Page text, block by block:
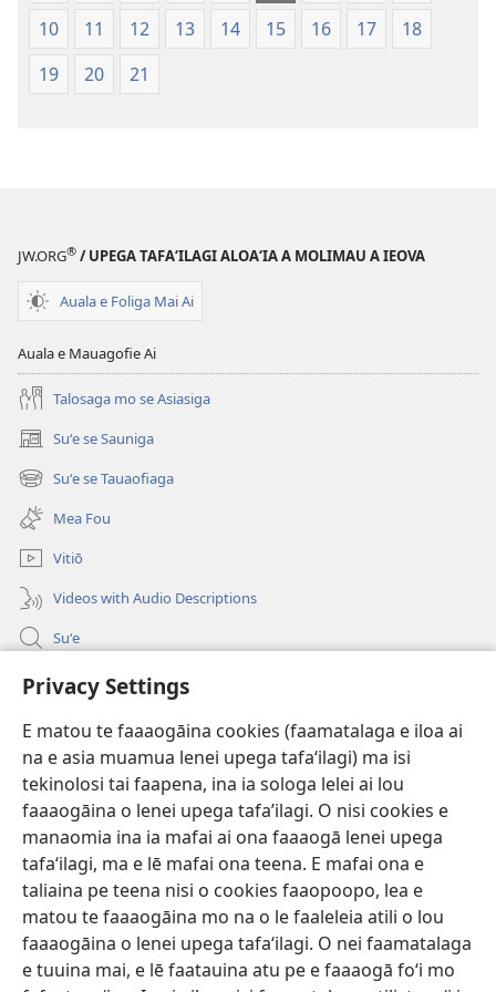
Privacy Settings
E matou te faaaogāina cookies (faamatalaga e iloa ai
na e asia muamua lenei upega tafaʻilagi) ma isi
tekinolosi tai faapena, ina ia sologa lelei ai lou
faaaogāina o lenei upega tafa’ilagi. O nisi cookies e
manaomia ina ia mafai ai ona faaaogā lenei upega
tafaʻilagi, ma e lē mafai ona teena. E mafai ona e
taliaina pe teena nisi o cookies faaopoopo, lea e
matou te faaaogāina mo na o le faaleleia atili o lou
faaaogāina o lenei upega tafaʻilagi. O nei faamatalaga
e tuuina mai, e lē faatauina atu pe e faaaogā foʻi mo
le
Faaliliuga
le
Faaliliuga
2013)
10
11 12 13 14 15 16 17
18
19
20 21
JW.ORG® / UPEGA TAFA‘ILAGI ALOA‘IA A MOLIMAU A IEOVA
Auala e Foliga Mai Ai
Auala e Mauagofie Ai
Talosaga mo se Asiasiga
Suʻe se Sauniga
(tatala
se
isi
polokalame)
Suʻe se Tauaofiaga
(tatala
se
isi
polokalame)
Mea Fou
Vitiō
Videos with Audio Descriptions
Suʻe
Faamatalaga mo Ofisa o le Malo
(tatala
se
polokalame)
Lomiga Faale-Tusi Paia I LE INITANETI™
(tatala
se
isi
polokalame)
JW Hub
(tatala
se
isi
polokalame)
App o le JW Library